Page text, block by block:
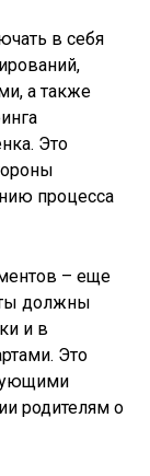
в себя
а также
Это
процесса
– еще
должны
и в
Это
родителям о